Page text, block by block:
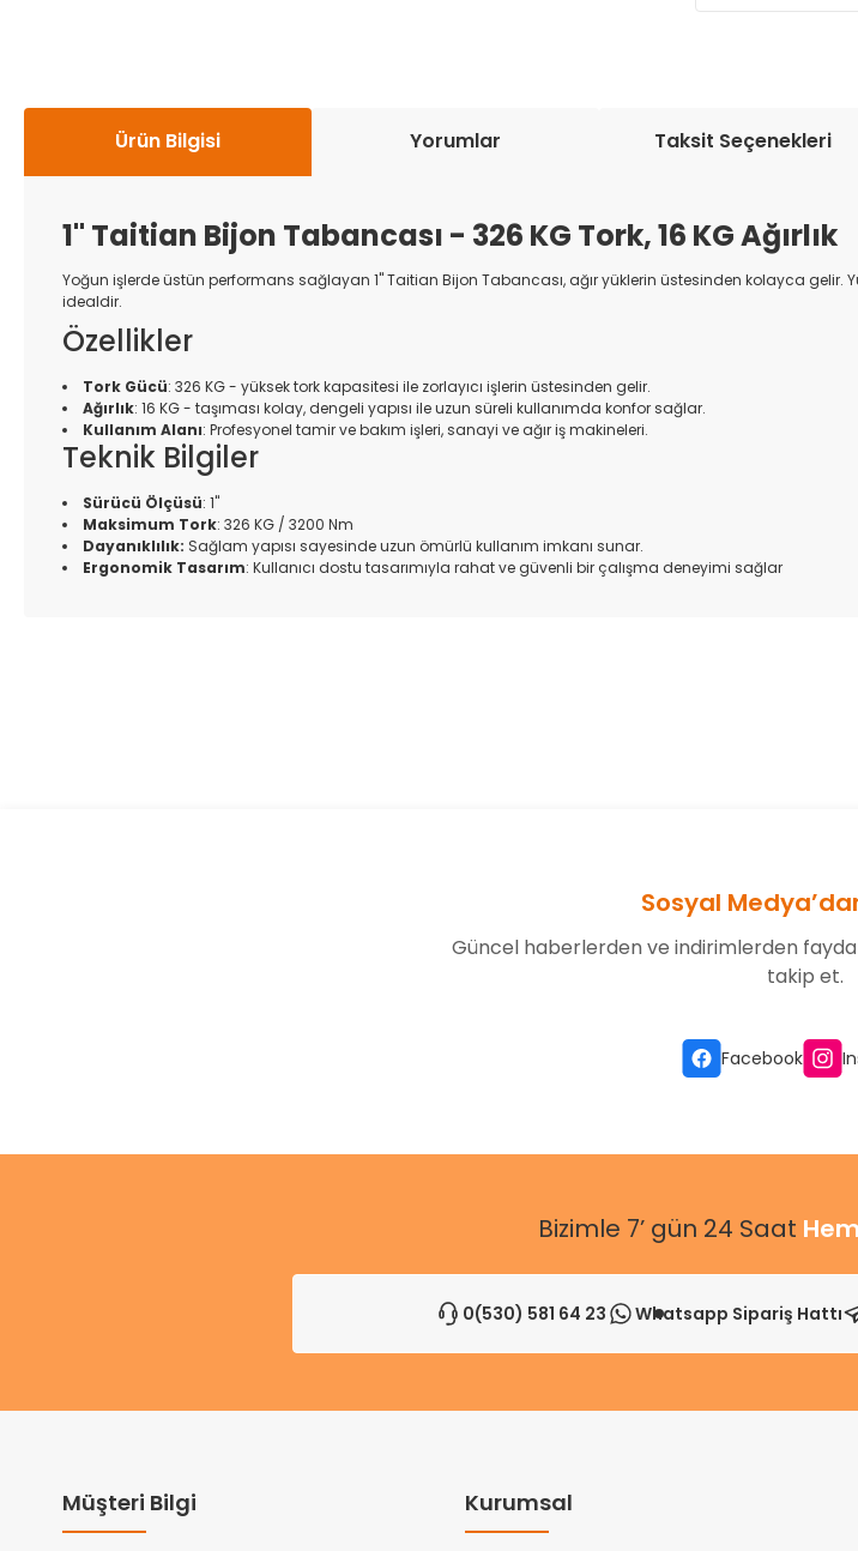
Ürün Bilgisi Yorumlar Taksit Seçenekleri
1'' Taitian Bijon Tabancası - 326 KG Tork, 16 KG Ağırlık
Yoğun işlerde üstün performans sağlayan 1'' Taitian Bijon Tabancası, ağır yüklerin üstesinden kolayca gelir.
idealdir.
Özellikler
Tork Gücü: 326 KG - yüksek tork kapasitesi ile zorlayıcı işlerin üstesinden gelir.
Ağırlık: 16 KG - taşıması kolay, dengeli yapısı ile uzun süreli kullanımda konfor sağlar.
Kullanım Alanı: Profesyonel tamir ve bakım işleri, sanayi ve ağır iş makineleri.
Teknik Bilgiler
Sürücü Ölçüsü: 1"
Maksimum Tork: 326 KG / 3200 Nm
Dayanıklılık: Sağlam yapısı sayesinde uzun ömürlü kullanım imkanı sunar.
Ergonomik Tasarım: Kullanıcı dostu tasarımıyla rahat ve güvenli bir çalışma deneyimi sağlar
Gönder
Sosyal
Güncel haberlerden ve indirimlerden
takip et.
Facebook
Bizimle 7’ gün 24 Saat
0(530) 581 64 23 Whatsapp Sipariş Hattı
Müşteri Bilgi Kurumsal